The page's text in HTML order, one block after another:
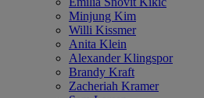
Minjung Kim
Willi Kissmer
Anita Klein
Alexander Klingspor
Brandy Kraft
Zacheriah Kramer